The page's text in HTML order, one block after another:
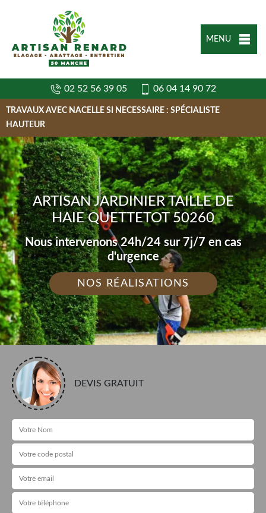
MENU
02 52 56 39 05 06 04 14 90 72
TRAVAUX AVEC NACELLE SI NECESSAIRE : SPÉCIALISTE
HAUTEUR
ARTISAN JARDINIER TAILLE DE
HAIE QUETTETOT 50260
Nous intervenons 24h/24 sur 7j/7 en cas
d'urgence
NOS RÉALISATIONS
DEVIS GRATUIT